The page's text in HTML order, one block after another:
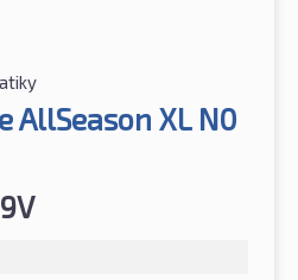
AllSeason XL N0